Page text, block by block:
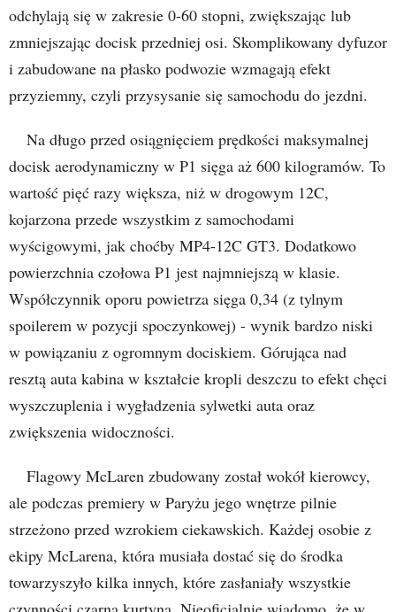
odchylają się w zakresie 0-60 stopni, zwiększając lub
zmniejszając docisk przedniej osi. Skomplikowany dyfuzor
i zabudowane na płasko podwozie wzmagają efekt
przyziemny, czyli przysysanie się samochodu do jezdni.
Na długo przed osiągnięciem prędkości maksymalnej
docisk aerodynamiczny w P1 sięga aż 600 kilogramów. To
wartość pięć razy większa, niż w drogowym 12C,
kojarzona przede wszystkim z samochodami
wyścigowymi, jak choćby MP4-12C GT3. Dodatkowo
powierzchnia czołowa P1 jest najmniejszą w klasie.
Współczynnik oporu powietrza sięga 0,34 (z tylnym
spoilerem w pozycji spoczynkowej) - wynik bardzo niski
w powiązaniu z ogromnym dociskiem. Górująca nad
resztą auta kabina w kształcie kropli deszczu to efekt chęci
wyszczuplenia i wygładzenia sylwetki auta oraz
zwiększenia widoczności.
Flagowy McLaren zbudowany został wokół kierowcy,
ale podczas premiery w Paryżu jego wnętrze pilnie
strzeżono przed wzrokiem ciekawskich. Każdej osobie z
ekipy McLarena, która musiała dostać się do środka
towarzyszyło kilka innych, które zasłaniały wszystkie